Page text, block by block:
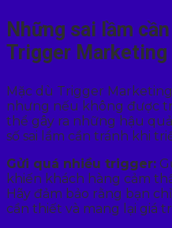
Những sai lầm
Trigger Marketing
Mặc dù Trigger
nhưng nếu không được
thể gây ra những hậu
số sai lầm cần tránh khi
Gửi quá nhiều trigger:
khiến khách hàng cảm
Hãy đảm bảo rằng bạn
cần thiết và mang lại giá